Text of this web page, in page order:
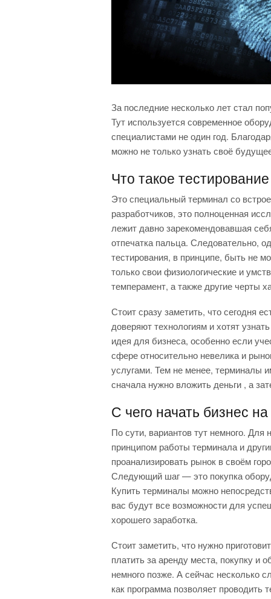
За последние несколько лет стал
Тут используется современное
специалистами не один год.
можно не только узнать своё
Что такое
Это специальный терминал со
разработчиков, это полноценная
лежит давно зарекомендовавшая
отпечатка пальца. Следовательно,
тестирования, в принципе, быть не
только свои физиологические и
темперамент, а также другие черты
Стоит сразу заметить, что сегодня
доверяют технологиям и хотят
идея для бизнеса, особенно если
сфере относительно невелика и
услугами. Тем не менее, терминалы
сначала нужно вложить деньги , а
С чего начать бизнес
По сути, вариантов тут немного. Для
принципом работы терминала и
проанализировать рынок в своём
Следующий шаг — это покупка
Купить терминалы можно
вас будут все возможности для
хорошего заработка.
Стоит заметить, что нужно
платить за аренду места, покупку и
немного позже. А сейчас несколько
как программа позволяет проводить